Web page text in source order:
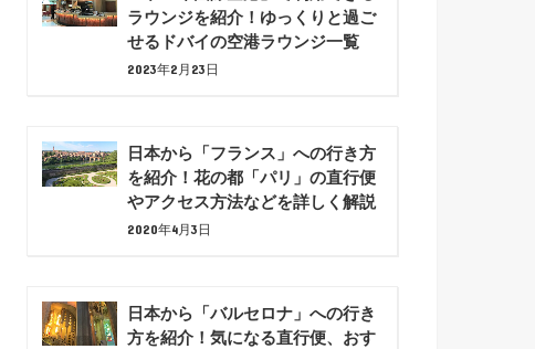
ラウンジを紹介！ゆっくりと過ご
せるドバイの空港ラウンジ一覧
2023年2月23日
日本から「フランス」への行き方
を紹介！花の都「パリ」の直行便
やアクセス方法などを詳しく解説
2020年4月3日
日本から「バルセロナ」への行き
方を紹介！気になる直行便、おす